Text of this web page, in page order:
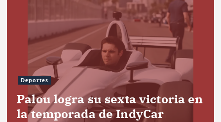
Deportes
Palou logra su sexta victoria en
la temporada de IndyCar